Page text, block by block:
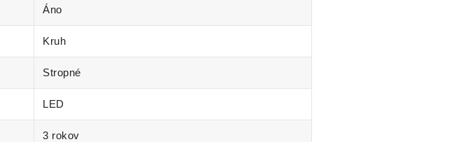
Áno
Kruh
Stropné
LED
3 rokov